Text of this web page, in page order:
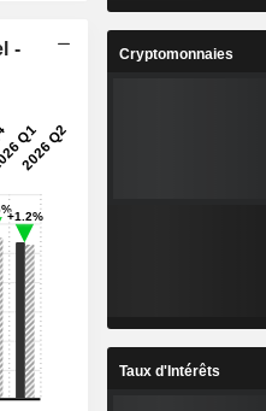
-
Cryptomonnaies
Taux d'Intérêts